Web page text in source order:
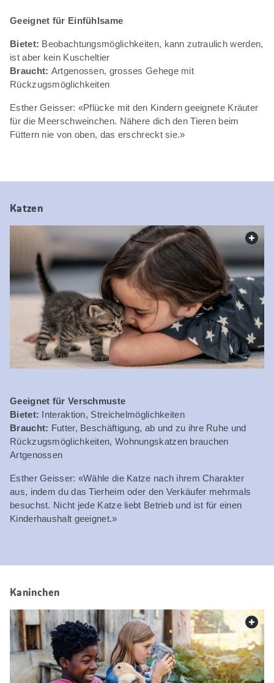
Geeignet für Einfühlsame
Bietet: Beobachtungsmöglichkeiten, kann zutraulich werden,
ist aber kein Kuscheltier
Braucht: Artgenossen, grosses Gehege mit
Rückzugsmöglichkeiten
Esther Geisser: «Pflücke mit den Kindern geeignete Kräuter
für die Meerschweinchen. Nähere dich den Tieren beim
Füttern nie von oben, das erschreckt sie.»
Katzen
Geeignet für Verschmuste
Bietet: Interaktion, Streichelmöglichkeiten
Braucht: Futter, Beschäftigung, ab und zu ihre Ruhe und
Rückzugsmöglichkeiten, Wohnungskatzen brauchen
Artgenossen
Esther Geisser: «Wähle die Katze nach ihrem Charakter
aus, indem du das Tierheim oder den Verkäufer mehrmals
besuchst. Nicht jede Katze liebt Betrieb und ist für einen
Kinderhaushalt geeignet.»
Kaninchen